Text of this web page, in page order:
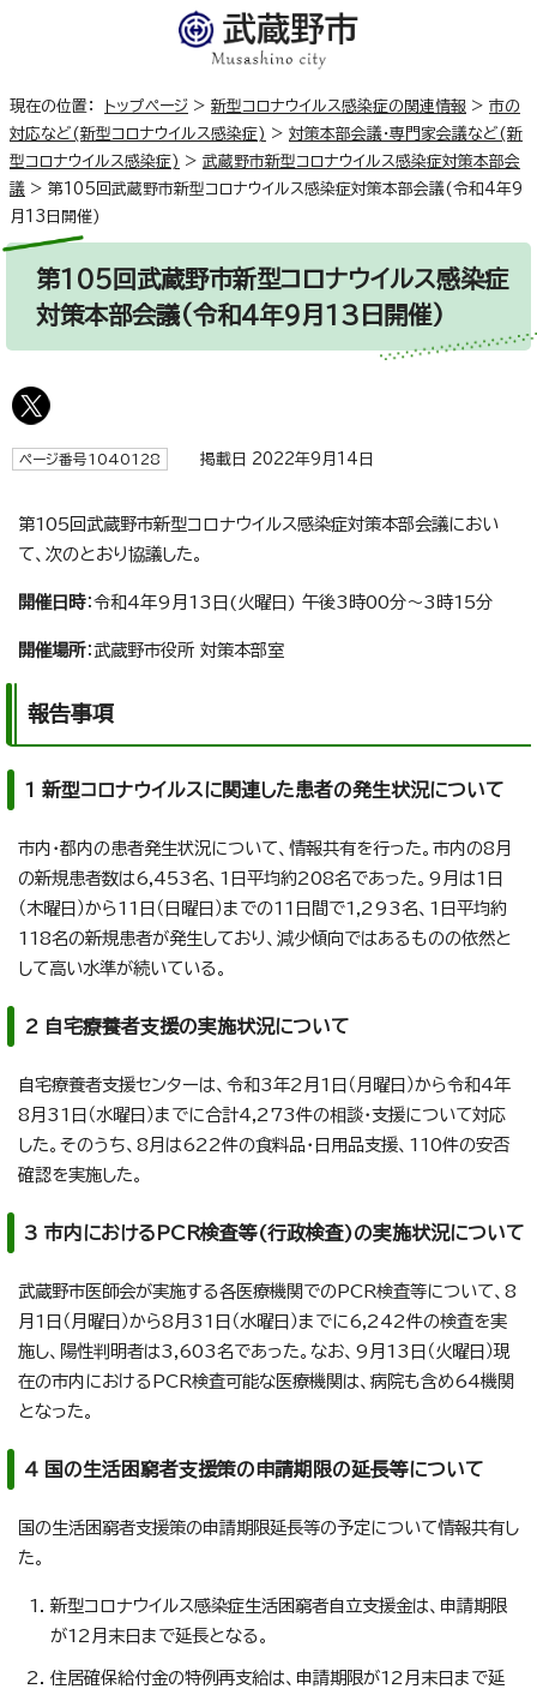
現在の位置： トップページ > 新型コロナウイルス感染症の関連情報 > 市の
対応など(新型コロナウイルス感染症) > 対策本部会議・専門家会議など(新
型コロナウイルス感染症) > 武蔵野市新型コロナウイルス感染症対策本部会
議 > 第105回武蔵野市新型コロナウイルス感染症対策本部会議(令和4年9
月13日開催)
第105回武蔵野市新型コロナウイルス感染症
対策本部会議(令和4年9月13日開催)
ページ番号1040128 掲載日 2022年9月14日
第105回武蔵野市新型コロナウイルス感染症対策本部会議におい
て、次のとおり協議した。
開催日時：令和4年9月13日(火曜日) 午後3時00分～3時15分
開催場所：武蔵野市役所 対策本部室
報告事項
1 新型コロナウイルスに関連した患者の発生状況について
市内・都内の患者発生状況について、情報共有を行った。市内の8月
の新規患者数は6,453名、1日平均約208名であった。9月は1日
（木曜日）から11日（日曜日）までの11日間で1,293名、1日平均約
118名の新規患者が発生しており、減少傾向ではあるものの依然と
して高い水準が続いている。
2 自宅療養者支援の実施状況について
自宅療養者支援センターは、令和3年2月1日（月曜日）から令和4年
8月31日（水曜日）までに合計4,273件の相談・支援について対応
した。そのうち、8月は622件の食料品・日用品支援、110件の安否
確認を実施した。
3 市内におけるPCR検査等(行政検査)の実施状況について
武蔵野市医師会が実施する各医療機関でのPCR検査等について、8
月1日（月曜日）から8月31日（水曜日）までに6,242件の検査を実
施し、陽性判明者は3,603名であった。なお、9月13日（火曜日）現
在の市内におけるPCR検査可能な医療機関は、病院も含め64機関
となった。
4 国の生活困窮者支援策の申請期限の延長等について
国の生活困窮者支援策の申請期限延長等の予定について情報共有し
た。
新型コロナウイルス感染症生活困窮者自立支援金は、申請期限
が12月末日まで延長となる。
住居確保給付金の特例再支給は、申請期限が12月末日まで延